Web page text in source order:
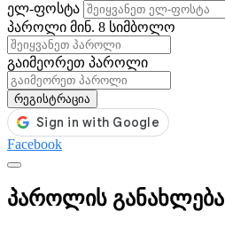
ელ-ფოსტა
პაროლი მინ. 8 სიმბოლო
გაიმეორეთ პაროლი
რეგისტრაცია
Facebook
პაროლის განახლება